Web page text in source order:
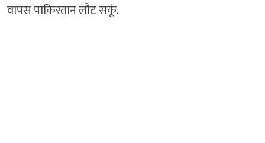
वापस पाकिस्तान लौट सकूं.